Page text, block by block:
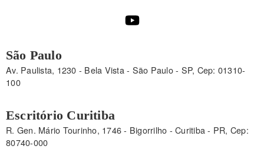
São Paulo
Av. Paulista, 1230 - Bela Vista - São Paulo - SP, Cep: 01310-
100
Escritório Curitiba
R. Gen. Mário Tourinho, 1746 - Bigorrilho - Curitiba - PR, Cep:
80740-000